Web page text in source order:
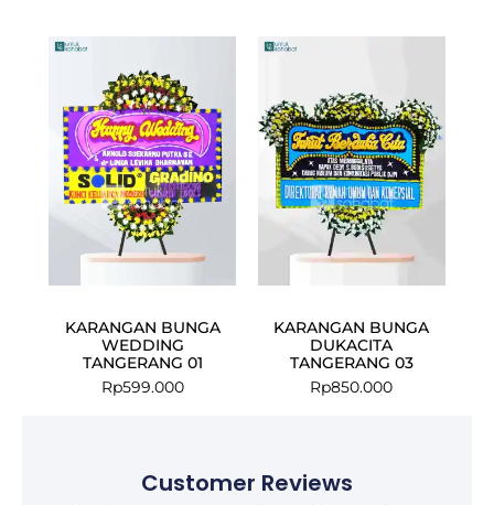
KARANGAN BUNGA
WEDDING
TANGERANG 01
Rp599.000
KARANGAN BUNGA
DUKACITA
TANGERANG 03
Rp850.000
Customer Reviews